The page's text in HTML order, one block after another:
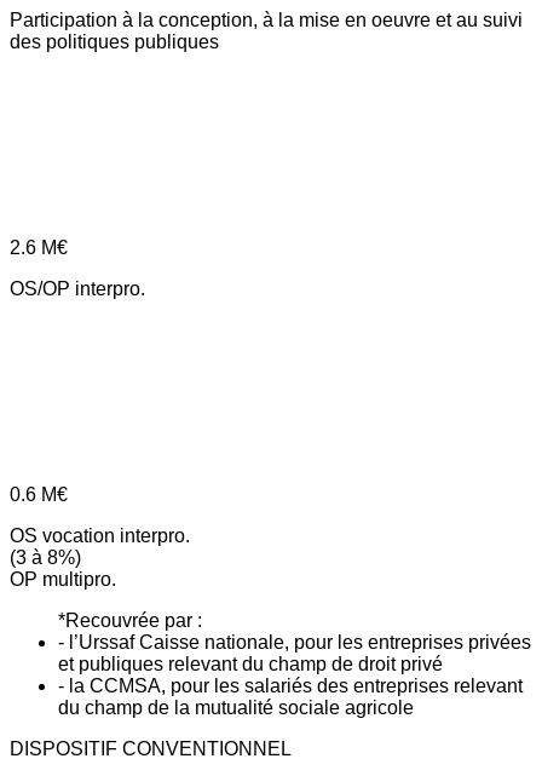
Participation à la conception, à la mise en oeuvre et au suivi
des politiques publiques
2.6 M€
OS/OP interpro.
0.6 M€
OS vocation interpro.
(3 à 8%)
OP multipro.
*Recouvrée par :
- l’Urssaf Caisse nationale, pour les entreprises privées
et publiques relevant du champ de droit privé
- la CCMSA, pour les salariés des entreprises relevant
du champ de la mutualité sociale agricole
DISPOSITIF CONVENTIONNEL